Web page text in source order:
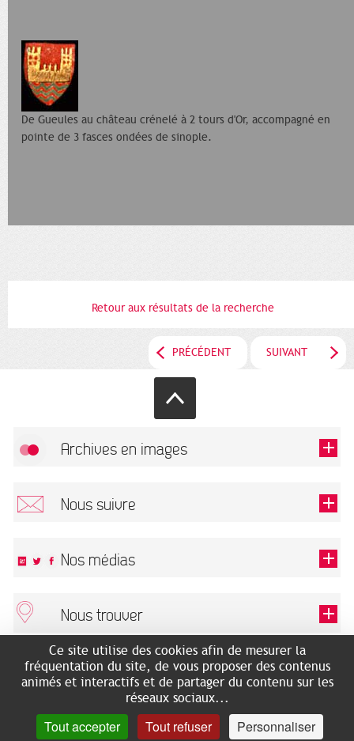
De Gueules au château crénelé à 2 tours d'Or, accompagné en
pointe de 3 fasces ondées de sinople.
Retour aux résultats de la recherche
PRÉCÉDENT SUIVANT
Archives en images
Nous suivre
Ce champ est exigé.
Nos médias
Nous trouver
ARCHIVES MUNICIPALES
2 rue des Archives
Accès mobilité réduite :
7 avenue de Bellevue
RECHERCHES GÉNÉALOGIQUES
NOUS CONNAÎTRE
SERVICE ÉDUCATIF
LES ARCHIVES EN LIGNE
HISTOIRE DE TOULOUSE
Ce site utilise des cookies afin de mesurer la
fréquentation du site, de vous proposer des contenus
animés et interactifs et de partager du contenu sur les
réseaux sociaux...
Tout accepter Tout refuser Personnaliser